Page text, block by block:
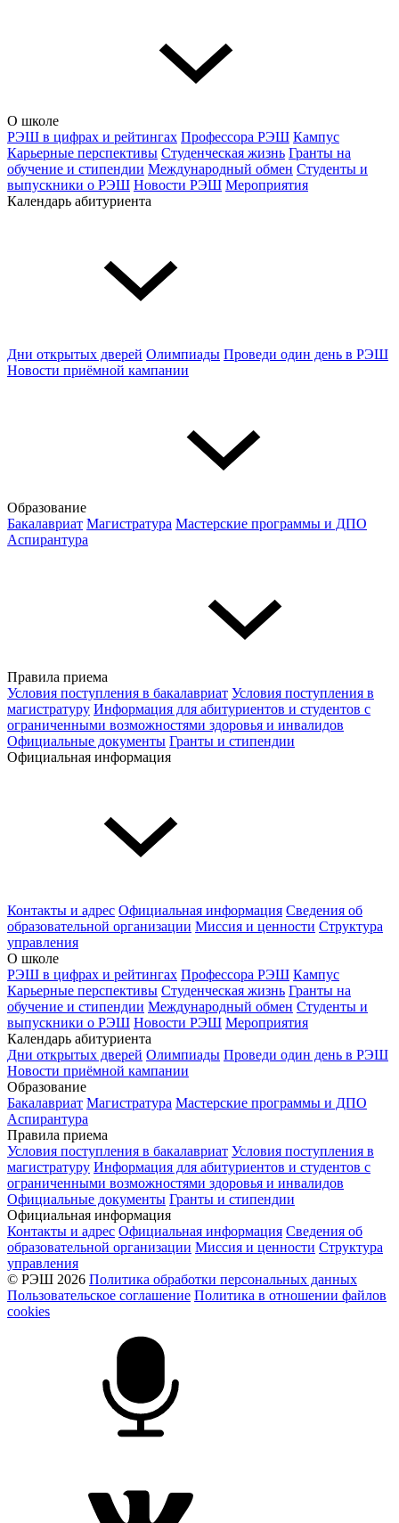
О школе
РЭШ в цифрах и рейтингах Профессора РЭШ Кампус
Карьерные перспективы Студенческая жизнь Гранты на
обучение и стипендии Международный обмен Студенты и
выпускники о РЭШ Новости РЭШ Мероприятия
Календарь абитуриента
Дни открытых дверей Олимпиады Проведи один день в РЭШ
Новости приёмной кампании
Образование
Бакалавриат Магистратура Мастерские программы и ДПО
Аспирантура
Правила приема
Условия поступления в бакалавриат Условия поступления в
магистратуру Информация для абитуриентов и студентов с
ограниченными возможностями здоровья и инвалидов
Официальные документы Гранты и стипендии
Официальная информация
Контакты и адрес Официальная информация Сведения об
образовательной организации Миссия и ценности Структура
управления
О школе
РЭШ в цифрах и рейтингах Профессора РЭШ Кампус
Карьерные перспективы Студенческая жизнь Гранты на
обучение и стипендии Международный обмен Студенты и
выпускники о РЭШ Новости РЭШ Мероприятия
Календарь абитуриента
Дни открытых дверей Олимпиады Проведи один день в РЭШ
Новости приёмной кампании
Образование
Бакалавриат Магистратура Мастерские программы и ДПО
Аспирантура
Правила приема
Условия поступления в бакалавриат Условия поступления в
магистратуру Информация для абитуриентов и студентов с
ограниченными возможностями здоровья и инвалидов
Официальные документы Гранты и стипендии
Официальная информация
Контакты и адрес Официальная информация Сведения об
образовательной организации Миссия и ценности Структура
управления
© РЭШ 2026 Политика обработки персональных данных
Пользовательское соглашение Политика в отношении файлов
cookies